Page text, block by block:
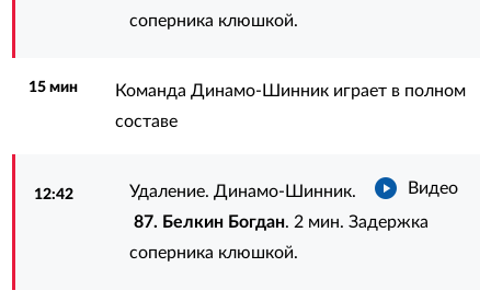
соперника клюшкой.
15 мин
Команда Динамо-Шинник играет в полном
составе
12:42 Видео
Удаление. Динамо-Шинник.
87. Белкин Богдан. 2 мин. Задержка
соперника клюшкой.